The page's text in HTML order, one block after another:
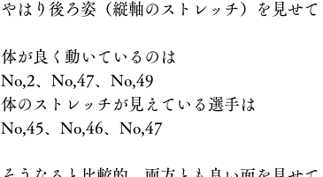
やはり後ろ姿（縦軸のストレッチ）を見せ
体が良く動いているのは
No,2、No,47、No,49
体のストレッチが見えている選手は
No,45、No,46、No,47